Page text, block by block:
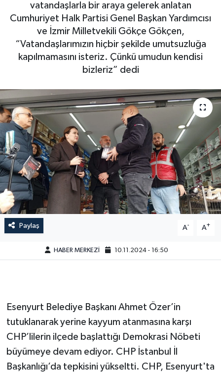
vatandaşlarla bir araya gelerek anlatan
Cumhuriyet Halk Partisi Genel Başkan Yardımcısı
ve İzmir Milletvekili Gökçe Gökçen,
“Vatandaşlarımızın hiçbir şekilde umutsuzluğa
kapılmamasını isteriz. Çünkü umudun kendisi
bizleriz” dedi
Paylaş A- A+
HABER MERKEZİ 10.11.2024 - 16:50
Esenyurt Belediye Başkanı Ahmet Özer’in
tutuklanarak yerine kayyum atanmasına karşı
CHP’lilerin ilçede başlattığı Demokrasi Nöbeti
büyümeye devam ediyor. CHP İstanbul İl
Başkanlığı’da tepkisini yükseltti. CHP, Esenyurt'ta